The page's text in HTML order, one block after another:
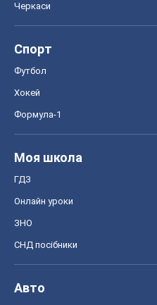
Черкаси
Спорт
Футбол
Хокей
Формула-1
Моя школа
ГДЗ
Онлайн уроки
ЗНО
СНД посібники
Авто